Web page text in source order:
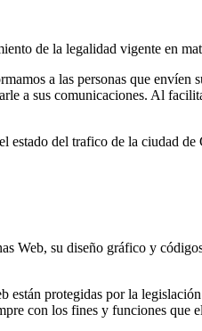
de la legalidad vigente en
a las personas que
a sus comunicaciones. Al
estado del trafico de la ciudad
Web, su diseño gráfico y
están protegidas por la
con los fines y funciones